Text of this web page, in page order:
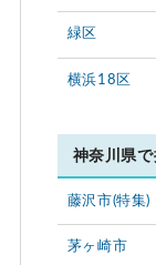
緑区
横浜18区
神奈川県で
藤沢市(特集)
茅ヶ崎市